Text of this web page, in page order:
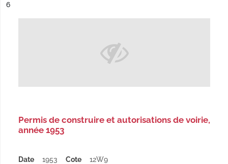
n°
6
Permis de construire et autorisations de voirie,
année 1953
Date 1953 Cote 12W9